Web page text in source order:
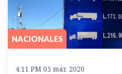
NACIONALES
4:11 PM 05 mar. 2020